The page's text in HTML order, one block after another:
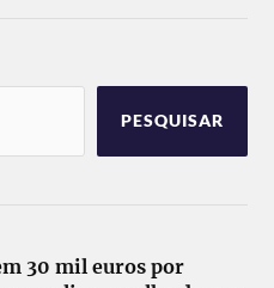
PESQUISAR
30 mil euros por